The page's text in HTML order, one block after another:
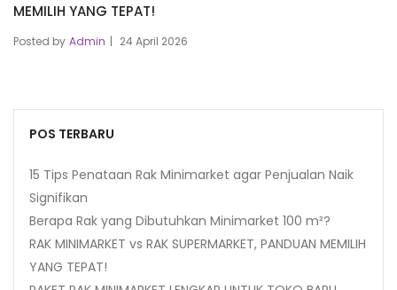
MEMILIH YANG TEPAT!
Posted by Admin 24 April 2026
POS TERBARU
15 Tips Penataan Rak Minimarket agar Penjualan Naik
Signifikan
Berapa Rak yang Dibutuhkan Minimarket 100 m²?
RAK MINIMARKET vs RAK SUPERMARKET, PANDUAN MEMILIH
YANG TEPAT!